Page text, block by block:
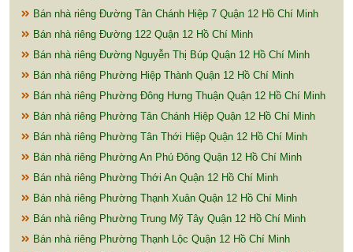
Bán nhà riêng Đường Tân Chánh Hiệp 7 Quận 12 Hồ Chí Minh
Bán nhà riêng Đường 122 Quận 12 Hồ Chí Minh
Bán nhà riêng Đường Nguyễn Thị Búp Quận 12 Hồ Chí Minh
Bán nhà riêng Phường Hiệp Thành Quận 12 Hồ Chí Minh
Bán nhà riêng Phường Đông Hưng Thuận Quận 12 Hồ Chí Minh
Bán nhà riêng Phường Tân Chánh Hiệp Quận 12 Hồ Chí Minh
Bán nhà riêng Phường Tân Thới Hiệp Quận 12 Hồ Chí Minh
Bán nhà riêng Phường An Phú Đông Quận 12 Hồ Chí Minh
Bán nhà riêng Phường Thới An Quận 12 Hồ Chí Minh
Bán nhà riêng Phường Thạnh Xuân Quận 12 Hồ Chí Minh
Bán nhà riêng Phường Trung Mỹ Tây Quận 12 Hồ Chí Minh
Bán nhà riêng Phường Thạnh Lộc Quận 12 Hồ Chí Minh